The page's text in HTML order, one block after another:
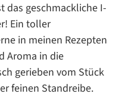
das geschmackliche I-
Ein toller
in meinen Rezepten
Aroma in die
gerieben vom Stück
feinen Standreibe.